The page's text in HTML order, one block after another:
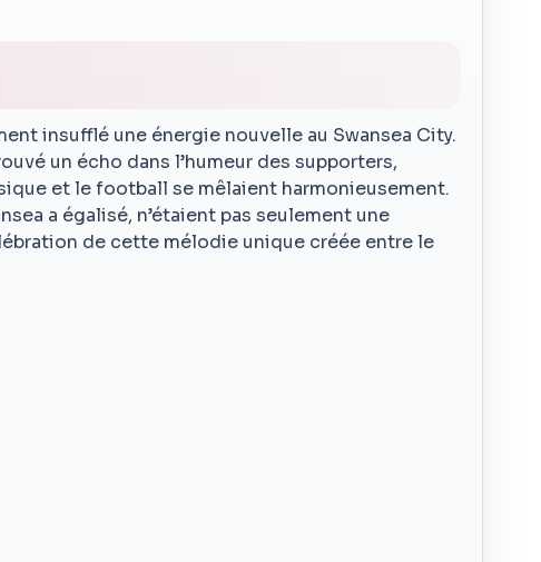
insufflé une énergie nouvelle au Swansea City.
un écho dans l’humeur des supporters,
et le football se mêlaient harmonieusement.
a égalisé, n’étaient pas seulement une
de cette mélodie unique créée entre le